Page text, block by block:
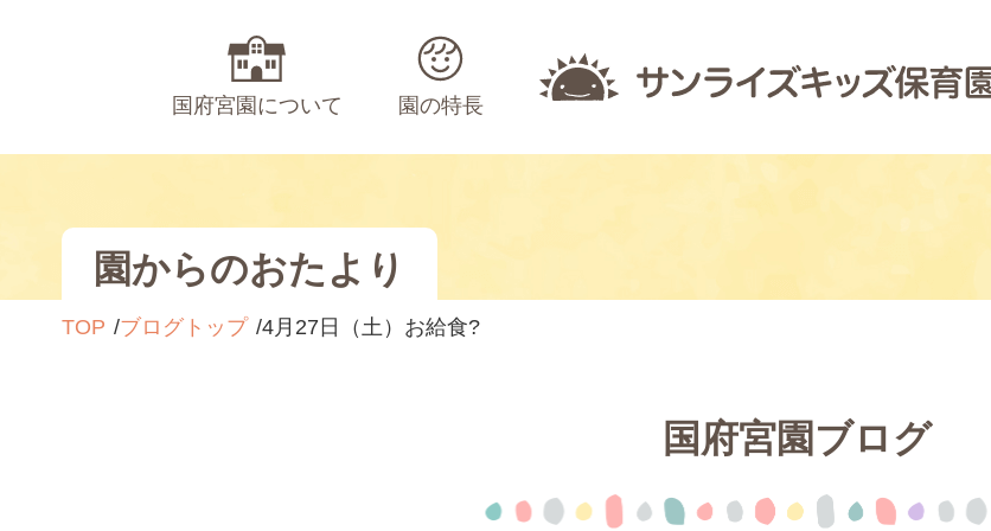
国府宮園について 園の特長
園からのおたより
TOP ブログトップ 4月27日（土）お給食?
国府宮園ブログ